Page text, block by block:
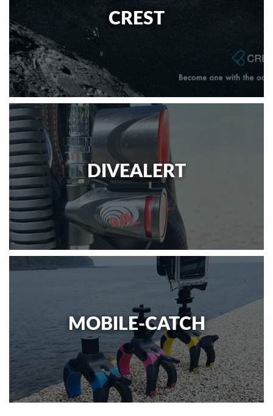
CREST
DIVEALERT
MOBILE-CATCH